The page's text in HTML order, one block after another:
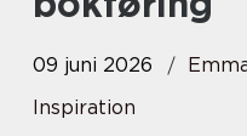
09 juni 2026
Inspiration